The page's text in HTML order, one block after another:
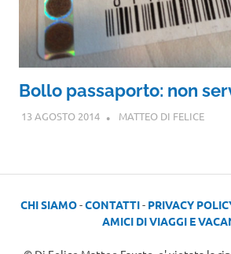
Bollo passaporto: non
13 AGOSTO 2014 MATTEO DI FELICE
CHI SIAMO-CONTATTI- PRIVACY
AMICI DI VIAGGI E